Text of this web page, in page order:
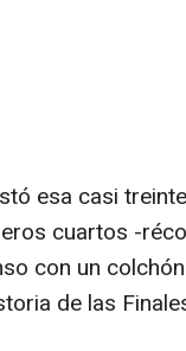
esa casi
cuartos -
con un
de las